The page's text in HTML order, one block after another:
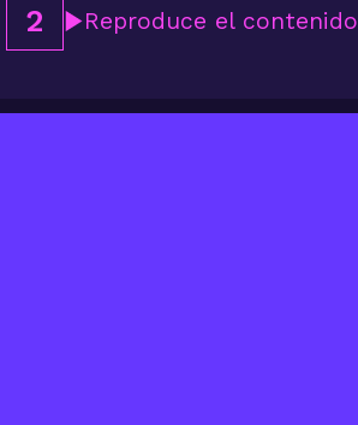
2 Reproduce el contenido